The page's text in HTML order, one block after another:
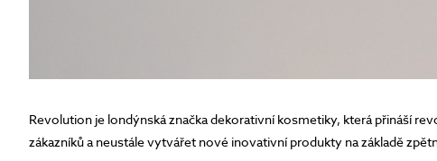
Revolution je londýnská značka dekorativní kosmetiky, která přináší
zákazníků a neustále vytvářet nové inovativní produkty na základě